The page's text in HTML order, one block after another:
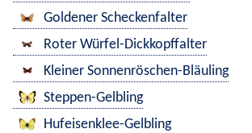
Goldener Scheckenfalter
Roter Würfel-Dickkopffalter
Kleiner Sonnenröschen-Bläuling
Steppen-Gelbling
Hufeisenklee-Gelbling